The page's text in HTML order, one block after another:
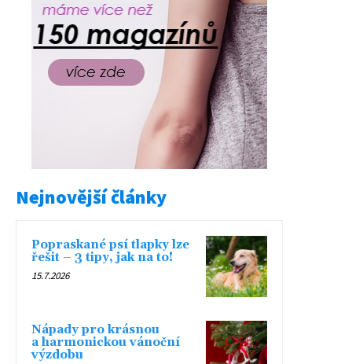
Nejnovější články
Popraskané psí tlapky lze
řešit – 3 tipy, jak na to!
15.7.2026
Nápady pro krásnou
a harmonickou vánoční
výzdobu